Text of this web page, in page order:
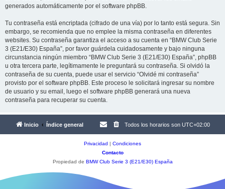
generados automáticamente por el software phpBB.
Tu contraseña está encriptada (cifrado de una vía) por lo tanto está segura. Sin
embargo, se recomienda que no emplee la misma contraseña en diferentes
websites. Su contraseña garantiza el acceso a su cuenta en “BMW Club Serie
3 (E21/E30) España”, por favor guárdela cuidadosamente y bajo ninguna
circunstancia ningún miembro “BMW Club Serie 3 (E21/E30) España”, phpBB
u otra tercera parte, legítimamente le preguntará su contraseña. Si olvidó la
contraseña de su cuenta, puede usar el servicio “Olvidé mi contraseña”
provisto por el software phpBB. Este proceso le solicitará ingresar su nombre
de usuario y su email, luego el software phpBB generará una nueva
contraseña para recuperar su cuenta.
Inicio Índice general Todos los horarios son UTC+02:00
Privacidad | Condiciones
Contacto
Propiedad de BMW Club Serie 3 (E21/E30) España